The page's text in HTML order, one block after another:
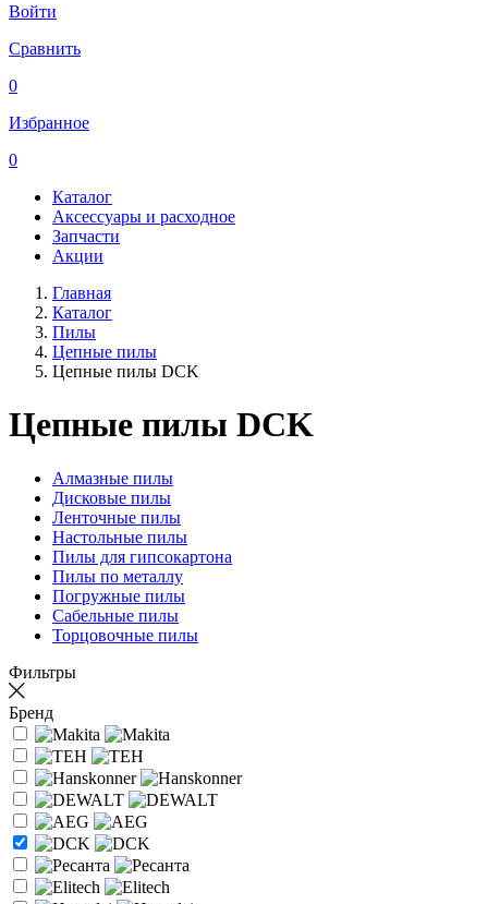
Войти
Сравнить
0
Избранное
0
Каталог
Аксессуары и расходное
Запчасти
Акции
Главная
Каталог
Пилы
Цепные пилы
Цепные пилы DCK
Цепные пилы DCK
Алмазные пилы
Дисковые пилы
Ленточные пилы
Настольные пилы
Пилы для гипсокартона
Пилы по металлу
Погружные пилы
Сабельные пилы
Торцовочные пилы
Фильтры
Бренд